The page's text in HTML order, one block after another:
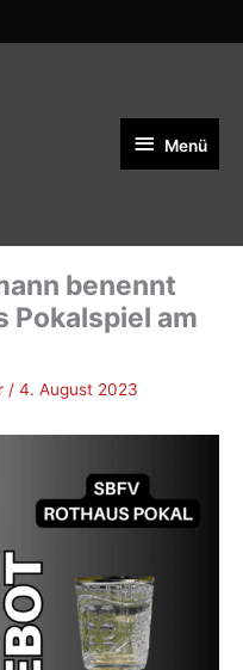
Menü
Menü
benennt
Pokalspiel am
/ 4. August 2023